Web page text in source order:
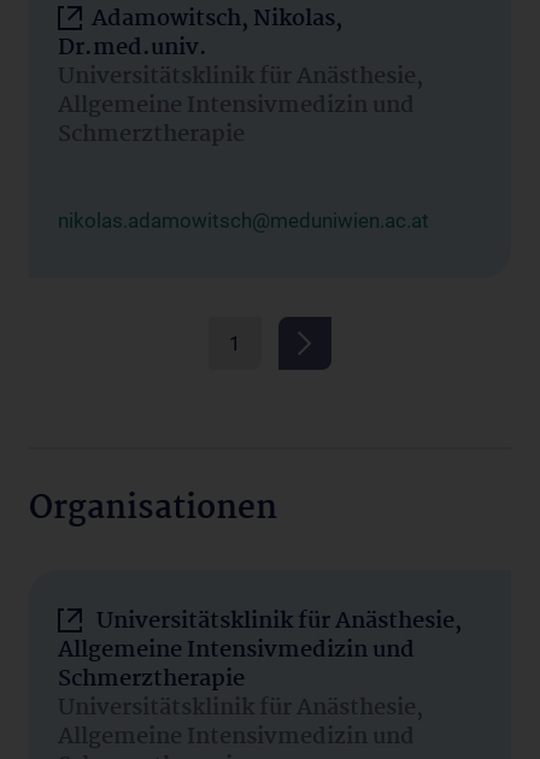
Adamowitsch, Nikolas,
Dr.med.univ.
Universitätsklinik für Anästhesie,
Allgemeine Intensivmedizin und
Schmerztherapie
nikolas.adamowitsch@meduniwien.ac.at
1
Organisationen
Universitätsklinik für Anästhesie,
Allgemeine Intensivmedizin und
Schmerztherapie
Universitätsklinik für Anästhesie,
Allgemeine Intensivmedizin und